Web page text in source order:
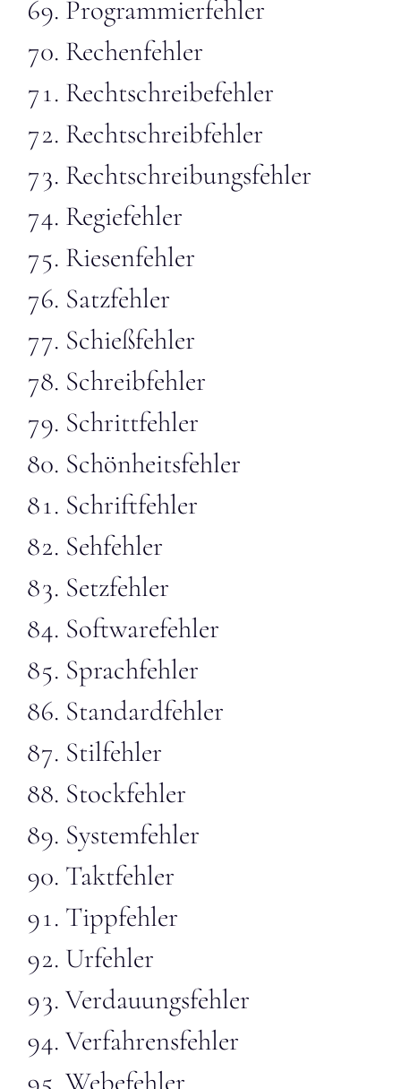
Programmierfehler
Rechenfehler
Rechtschreibefehler
Rechtschreibfehler
Rechtschreibungsfehler
Regiefehler
Riesenfehler
Satzfehler
Schießfehler
Schreibfehler
Schrittfehler
Schönheitsfehler
Schriftfehler
Sehfehler
Setzfehler
Softwarefehler
Sprachfehler
Standardfehler
Stilfehler
Stockfehler
Systemfehler
Taktfehler
Tippfehler
Urfehler
Verdauungsfehler
Verfahrensfehler
Webefehler